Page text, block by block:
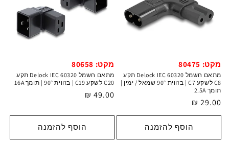
מקט: 80475
מתאם חשמל Delock IEC 60320 תקע
C8 לשקע C7 | בזווית 90° שמאל / ימין |
תומך 2.5A
מחיר
רגיל
29.00 ₪
הוסף להזמנה
מקט: 80658
מתאם חשמל Delock IEC 60320 תקע
C20 לשקע C19 | בזווית 90° | תומך 16A
מחיר
49.00 ₪
הוסף להזמנה